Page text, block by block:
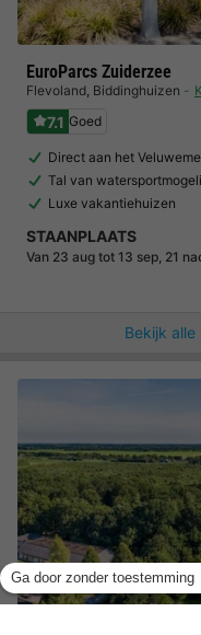
EuroParcs Zuiderzee
Flevoland, Biddinghuizen
7.1 Goed
Direct aan het
Tal van
Luxe vakantiehuizen
STAANPLAATS
Van 23 aug tot 13 sep, 21
Bekijk